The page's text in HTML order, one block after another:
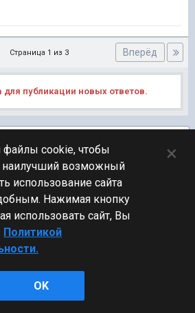
Вперёд
Страница 1 из 3
для публикации новых ответов.
ТЕМ
Стиль
cookie, чтобы
наилучший возможный
использование сайта
Нажимая кнопку
использовать сайт, Вы
Политикой
OK
×